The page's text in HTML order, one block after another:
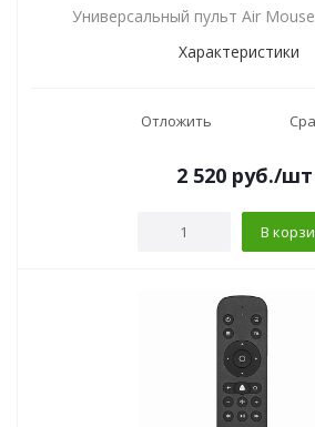
Универсальный пульт Air
Характеристики
Отложить
2 520 руб./шт
В